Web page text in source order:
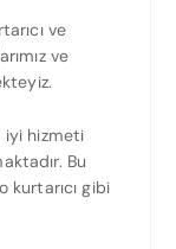
ve
ve
iyi hizmeti
Bu
gibi